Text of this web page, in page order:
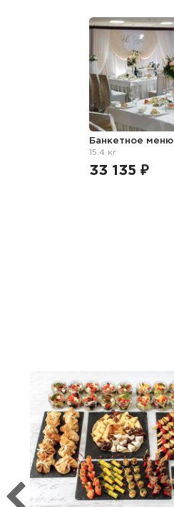
Банкетное меню
15.4 кг
33 135 ₽